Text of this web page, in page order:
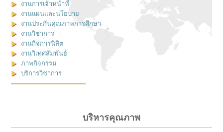
งานการเจ้าหน้าที่
งานแผนและนโยบาย
งานประกันคุณภาพการศึกษา
งานวิชาการ
งานกิจการนิสิต
งานวิเทศสัมพันธ์
ภาพกิจกรรม
บริการวิชาการ
บริหารคุณภาพ